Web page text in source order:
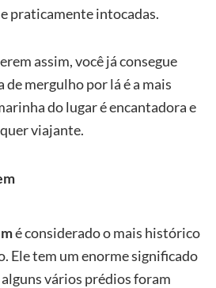
praticamente intocadas.
assim, você já consegue
mergulho por lá é a mais
do lugar é encantadora e
viajante.
é considerado o mais histórico
Ele tem um enorme significado
alguns vários prédios foram